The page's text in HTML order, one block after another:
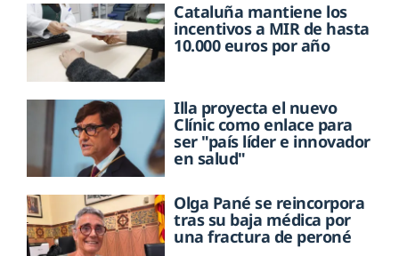
Cataluña mantiene los
incentivos a MIR de hasta
10.000 euros por año
Illa proyecta el nuevo
Clínic como enlace para
ser "país líder e innovador
en salud"
Olga Pané se reincorpora
tras su baja médica por
una fractura de peroné